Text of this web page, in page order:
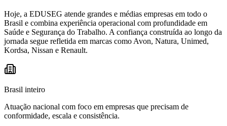
Hoje, a EDUSEG atende grandes e médias empresas em todo o
Brasil e combina experiência operacional com profundidade em
Saúde e Segurança do Trabalho. A confiança construída ao longo da
jornada segue refletida em marcas como Avon, Natura, Unimed,
Kordsa, Nissan e Renault.
Brasil inteiro
Atuação nacional com foco em empresas que precisam de
conformidade, escala e consistência.